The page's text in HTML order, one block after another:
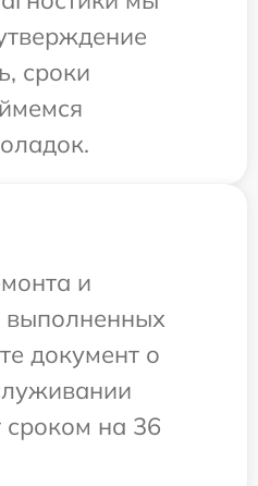
сроки
и
выполненных
документ о
сроком на 36